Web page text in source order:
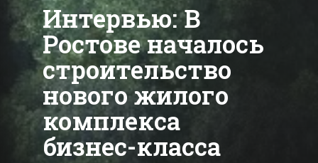
Интервью: В
Ростове началось
строительство
нового жилого
комплекса
бизнес-класса